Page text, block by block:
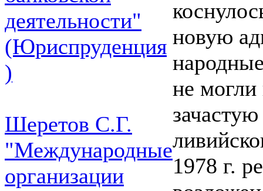
деятельности"
(Юриспруденция
)
Шеретов С.Г.
"Международные
организации
новую
не могли
1978 г.